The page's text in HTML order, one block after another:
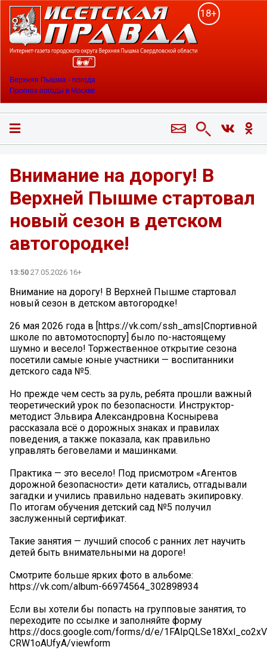
18+
Верхняя Пышма - погода
Прогноз погоды в Москве
Внимание на дорогу! В
Верхней Пышме стартовал
новый сезон в детском
автогородке!
13:50 27.05.2026 16+
Внимание на дорогу! В Верхней Пышме стартовал
новый сезон в детском автогородке!
26 мая 2026 года в [https://vk.com/ssh_ams|Спортивной
школе по автомотоспорту] было по-настоящему
шумно и весело! Торжественное открытие сезона
посетили самые юные участники — воспитанники
детского сада №5.
Но прежде чем сесть за руль, ребята прошли важный
теоретический урок по безопасности. Инструктор-
методист Эльвира Александровна Коснырева
рассказала всё о дорожных знаках и правилах
поведения, а также показала, как правильно
управлять беговелами и машинками.
Практика — это весело! Под присмотром «Агентов
дорожной безопасности» дети катались, отгадывали
загадки и учились правильно надевать экипировку.
По итогам обучения детский сад №5 получил
заслуженный сертификат.
Такие занятия — лучший способ с ранних лет научить
детей быть внимательными на дороге!
Смотрите больше ярких фото в альбоме:
https://vk.com/album-66974564_302898934
Если вы хотели бы попасть на групповые занятия, то
переходите по ссылке и заполняйте форму
https://docs.google.com/forms/d/e/
CRW1oAUfyA/viewform